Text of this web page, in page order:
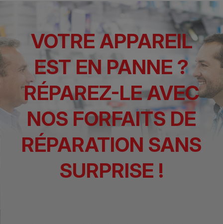
VOTRE APPAREIL
EST EN PANNE ?
RÉPAREZ-LE AVEC
NOS FORFAITS DE
RÉPARATION SANS
SURPRISE !